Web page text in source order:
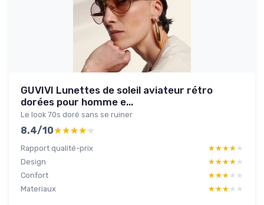
GUVIVI Lunettes de soleil aviateur rétro
dorées pour homme e...
Le look 70s doré sans se ruiner
8.4/10★★★★★
★★★★★
Rapport qualité-prix ★★★★★
★★★★★
Design
★★★★★
★★★★★
Confort
★★★★★
★★★★★
Materiaux
★★★★★
★★★★★